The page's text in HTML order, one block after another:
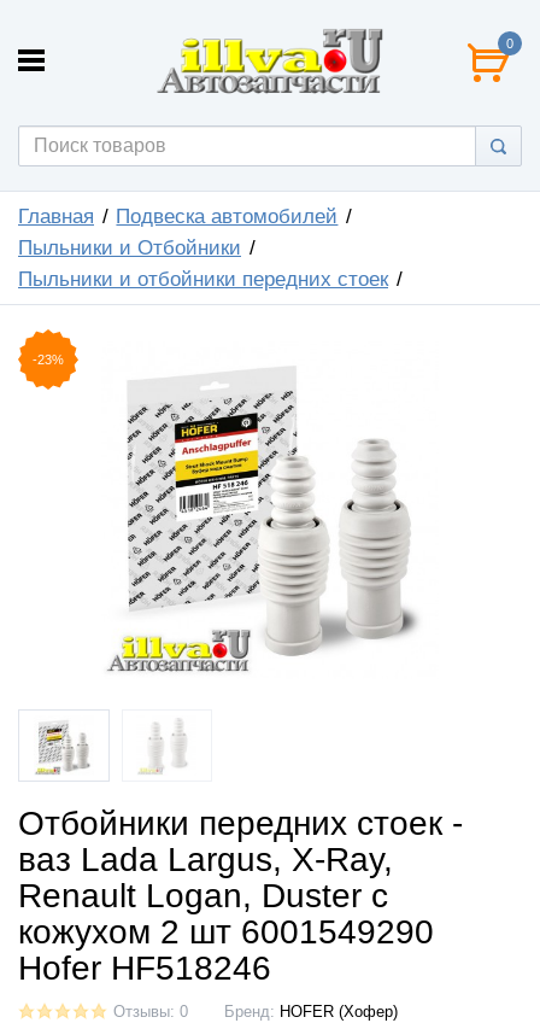
0
Главная
Подвеска автомобилей
Пыльники и Отбойники
Пыльники и отбойники передних стоек
-23%
Отбойники передних стоек -
ваз Lada Largus, X-Ray,
Renault Logan, Duster с
кожухом 2 шт 6001549290
Hofer HF518246
Отзывы: 0 Бренд: HOFER (Хофер)